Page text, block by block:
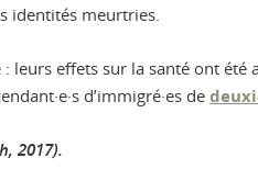
identités meurtries.
leurs effets sur la santé ont
d’immigré·es de
2017).